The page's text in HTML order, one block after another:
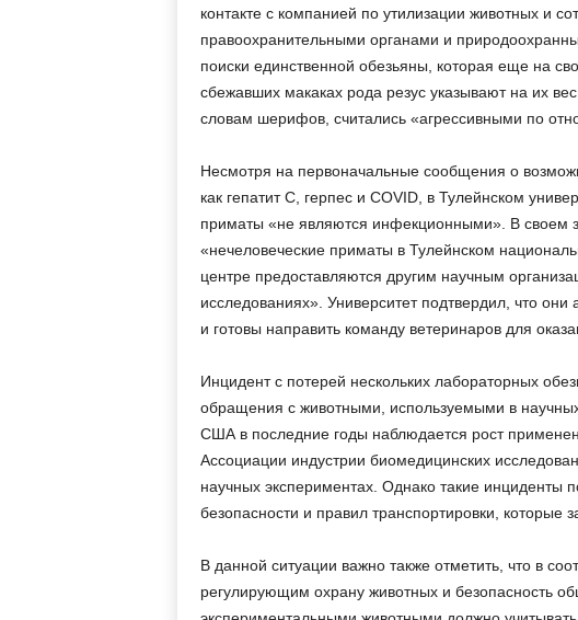
контакте с компанией по утилизации животных и
правоохранительными органами и
поиски единственной обезьяны, которая еще на
сбежавших макаках рода резус указывают на их
словам шерифов, считались «агрессивными по
Несмотря на первоначальные сообщения о
как гепатит C, герпес и COVID, в Тулейнском
приматы «не являются инфекционными». В своем
«нечеловеческие приматы в Тулейнском
центре предоставляются другим научным
исследованиях». Университет подтвердил, что
и готовы направить команду ветеринаров для
Инцидент с потерей нескольких лабораторных
обращения с животными, используемыми в
США в последние годы наблюдается рост
Ассоциации индустрии биомедицинских
научных экспериментах. Однако такие инциденты
безопасности и правил транспортировки, которые
В данной ситуации важно также отметить, что в
регулирующим охрану животных и безопасность